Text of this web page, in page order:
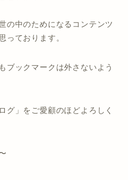
の中のためになるコンテンツ
っております。
ブックマークは外さないよう
グ」をご愛顧のほどよろしく